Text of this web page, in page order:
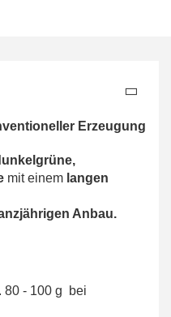
Erzeugung
mit einem langen
Anbau.
80 - 100 g bei